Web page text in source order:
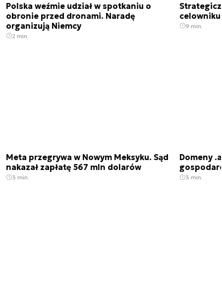
Polska weźmie udział w spotkaniu o
obronie przed dronami. Naradę
organizują Niemcy
2 min.
9 min.
Meta przegrywa w Nowym Meksyku. Sąd
nakazał zapłatę 567 mln dolarów
3 min.
Domeny
3 min.